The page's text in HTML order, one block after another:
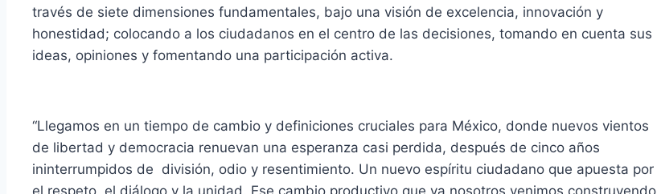
través de siete dimensiones fundamentales, bajo una visión de excelencia, innovación y
honestidad; colocando a los ciudadanos en el centro de las decisiones, tomando en cuenta sus
ideas, opiniones y fomentando una participación activa.
“Llegamos en un tiempo de cambio y definiciones cruciales para México, donde nuevos vientos
de libertad y democracia renuevan una esperanza casi perdida, después de cinco años
ininterrumpidos de división, odio y resentimiento. Un nuevo espíritu ciudadano que apuesta por